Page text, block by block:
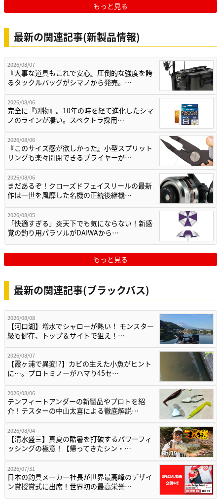
もっと見る
最新の関連記事(新製品情報)
2026/08/07
『大事な道具もこれで安心』圧倒的な強度を誇
るタックルバッグがシマノから発売。…
2026/08/06
完全に『別物』。10年の時を経て進化したシマ
ノのラインが凄い。スペクトラ採用…
2026/08/06
『このサイズ感が欲しかった』小型スプリット
リングも楽々開閉できるプライヤーが…
2026/08/06
まだあるぞ！クローズドフェイスリールの最新
作は一世を風靡した名機の正統後継機…
2026/08/05
「快適すぎる」炎天下でも気にならない！新感
覚の釣り用パラソルがDAIWAから…
もっと見る
最新の関連記事(ブラックバス)
2026/08/08
【河口湖】増水でシャローが熱い！ モンスター
級も健在、トップ＆サイトで狙え！…
2026/08/07
【霞ヶ浦で異変!?】カビの生えた小魚がヒント
に…。プロトミノーがハマり45セ…
2026/08/06
テンフィートアンダーの新製品やプロトを紹
介！テスターの中山太喜による徹底解説…
2026/08/04
【清水盛三】真夏の酷暑を打破するパワーフィ
ッシングの極意！【帰ってきたシン・…
2026/07/31
日本の釣具メーカー社長が世界最高峰のデザイ
ン賞授賞式に出席！世界初の最高栄誉…